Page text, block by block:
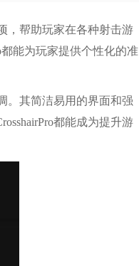
，帮助玩家在各种射击游
能为玩家提供个性化的准
。其简洁易用的界面和强
都能成为提升游